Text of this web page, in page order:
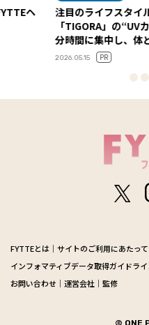
ヘ
注目のライフスタイ
「TIGORA」の“UV
分時間に集中し、体
2026.05.15 PR
FYTTEとは サイトのご利用にあたって
インフォマティブデータ取得ガイドライ
お問い合わせ
運営会社 監修